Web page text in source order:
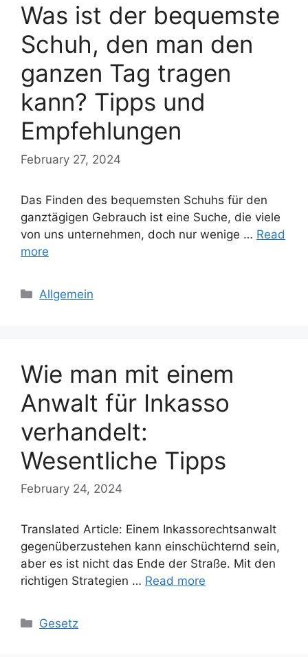
Was ist der bequemste
Schuh, den man den
ganzen Tag tragen
kann? Tipps und
Empfehlungen
February 27, 2024
Das Finden des bequemsten Schuhs für den
ganztägigen Gebrauch ist eine Suche, die viele
von uns unternehmen, doch nur wenige … Read
more
Categories
Allgemein
Wie man mit einem
Anwalt für Inkasso
verhandelt:
Wesentliche Tipps
February 24, 2024
Translated Article: Einem Inkassorechtsanwalt
gegenüberzustehen kann einschüchternd sein,
aber es ist nicht das Ende der Straße. Mit den
richtigen Strategien … Read more
Categories
Gesetz